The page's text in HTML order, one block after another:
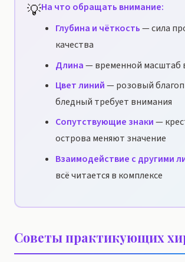
💡На что обращать внимание:
Глубина и чёткость— сила
качества
Длина— временной масштаб
Цвет линий— розовый
бледный требует внимания
Сопутствующие знаки—
острова меняют значение
Взаимодействие с другими
всё читается в комплексе
Советы практикующих